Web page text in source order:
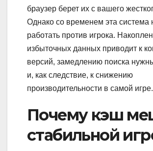
браузер берет их с вашего
Однако со временем эта система
работать против игрока.
избыточных данных приводит к
версий, замедлению поиска
и, как следствие, к снижению
производительности в самой игре.
Почему кэш
стабильной